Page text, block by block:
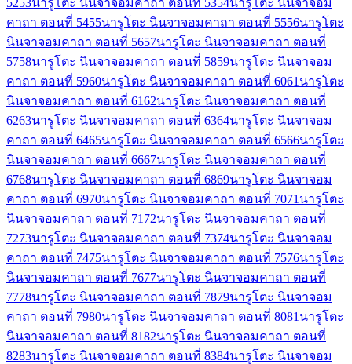
5253นารูโตะ นินจาจอมคาถา ตอนที่ 5354นารูโตะ นินจาจอม
คาถา ตอนที่ 5455นารูโตะ นินจาจอมคาถา ตอนที่ 5556นารูโตะ
นินจาจอมคาถา ตอนที่ 5657นารูโตะ นินจาจอมคาถา ตอนที่
5758นารูโตะ นินจาจอมคาถา ตอนที่ 5859นารูโตะ นินจาจอม
คาถา ตอนที่ 5960นารูโตะ นินจาจอมคาถา ตอนที่ 6061 นารูโตะ
นินจาจอมคาถา ตอนที่ 6162นารูโตะ นินจาจอมคาถา ตอนที่
6263นารูโตะ นินจาจอมคาถา ตอนที่ 6364นารูโตะ นินจาจอม
คาถา ตอนที่ 6465นารูโตะ นินจาจอมคาถา ตอนที่ 6566นารูโตะ
นินจาจอมคาถา ตอนที่ 6667นารูโตะ นินจาจอมคาถา ตอนที่
6768นารูโตะ นินจาจอมคาถา ตอนที่ 6869นารูโตะ นินจาจอม
คาถา ตอนที่ 6970นารูโตะ นินจาจอมคาถา ตอนที่ 7071 นารูโตะ
นินจาจอมคาถา ตอนที่ 71 72นารูโตะ นินจาจอมคาถา ตอนที่
7273นารูโตะ นินจาจอมคาถา ตอนที่ 7374นารูโตะ นินจาจอม
คาถา ตอนที่ 7475นารูโตะ นินจาจอมคาถา ตอนที่ 7576นารูโตะ
นินจาจอมคาถา ตอนที่ 7677นารูโตะ นินจาจอมคาถา ตอนที่
7778นารูโตะ นินจาจอมคาถา ตอนที่ 7879นารูโตะ นินจาจอม
คาถา ตอนที่ 7980นารูโตะ นินจาจอมคาถา ตอนที่ 8081 นารูโตะ
นินจาจอมคาถา ตอนที่ 8182นารูโตะ นินจาจอมคาถา ตอนที่
8283นารูโตะ นินจาจอมคาถา ตอนที่ 8384นารูโตะ นินจาจอม